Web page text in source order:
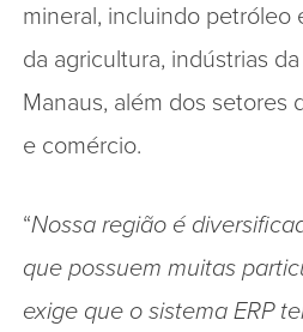
mineral, incluindo petróleo
da agricultura, indústrias
Manaus, além dos setores
e comércio.
“Nossa região é
que possuem muitas
exige que o sistema ERP